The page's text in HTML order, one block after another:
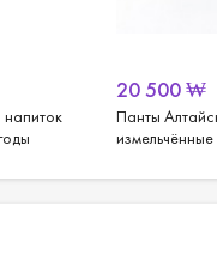
20 500₩
Панты
измельчённые